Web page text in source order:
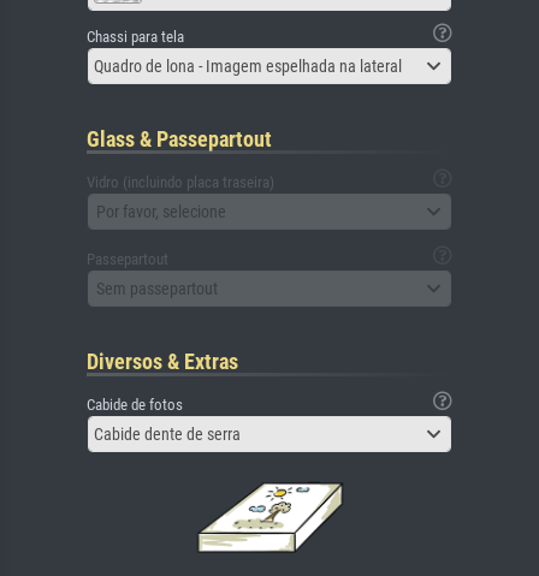
Chassi para tela
Quadro de lona - Imagem espelhada na lateral
Glass & Passepartout
Vidro (incluindo placa traseira)
Por favor, selecione
Passepartout
Sem passepartout
Diversos & Extras
Cabide de fotos
Cabide dente de serra